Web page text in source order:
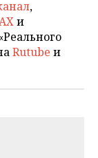
,
и
Rutube и